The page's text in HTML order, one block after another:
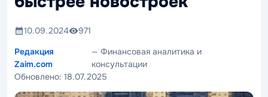
10.09.2024
971
Редакция
Zaim.com
— Финансовая аналитика и
консультации
Обновлено: 18.07.2025